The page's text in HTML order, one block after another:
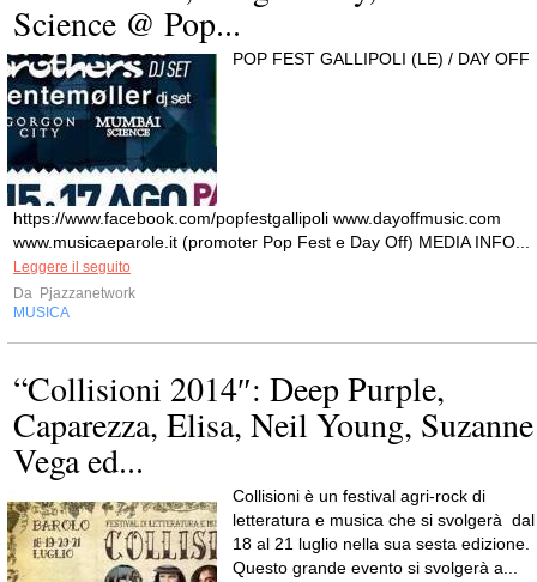
Science @ Pop...
POP FEST GALLIPOLI (LE) / DAY OFF
https://www.facebook.com/popfestgallipoli www.dayoffmusic.com
www.musicaeparole.it (promoter Pop Fest e Day Off) MEDIA INFO...
Leggere il seguito
Da Pjazzanetwork
MUSICA
“Collisioni 2014″: Deep Purple,
Caparezza, Elisa, Neil Young, Suzanne
Vega ed...
Collisioni è un festival agri-rock di
letteratura e musica che si svolgerà dal
18 al 21 luglio nella sua sesta edizione.
Questo grande evento si svolgerà a...